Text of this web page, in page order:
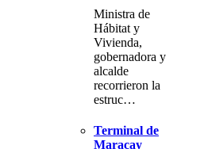
Ministra de
Hábitat y
Vivienda,
gobernadora y
alcalde
recorrieron la
estruc…
Terminal de
Maracay